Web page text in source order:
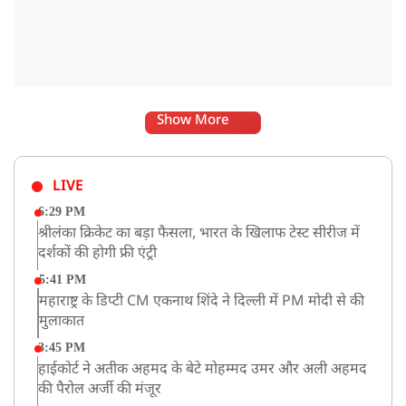
Show More
LIVE
6:29 PM
श्रीलंका क्रिकेट का बड़ा फैसला, भारत के खिलाफ टेस्ट सीरीज में
दर्शकों की होगी फ्री एंट्री
5:41 PM
महाराष्ट्र के डिप्टी CM एकनाथ शिंदे ने दिल्ली में PM मोदी से की
मुलाकात
3:45 PM
हाईकोर्ट ने अतीक अहमद के बेटे मोहम्मद उमर और अली अहमद
की पैरोल अर्जी की मंजूर